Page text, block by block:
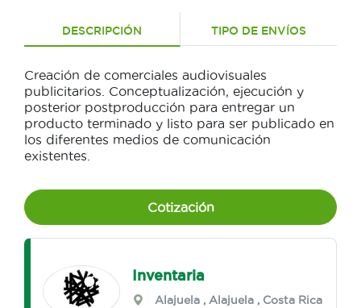
DESCRIPCIÓN TIPO DE ENVÍOS
Creación de comerciales audiovisuales
publicitarios. Conceptualización, ejecución y
posterior postproducción para entregar un
producto terminado y listo para ser publicado en
los diferentes medios de comunicación
existentes.
Cotización
Inventaria
Alajuela , Alajuela , Costa Rica